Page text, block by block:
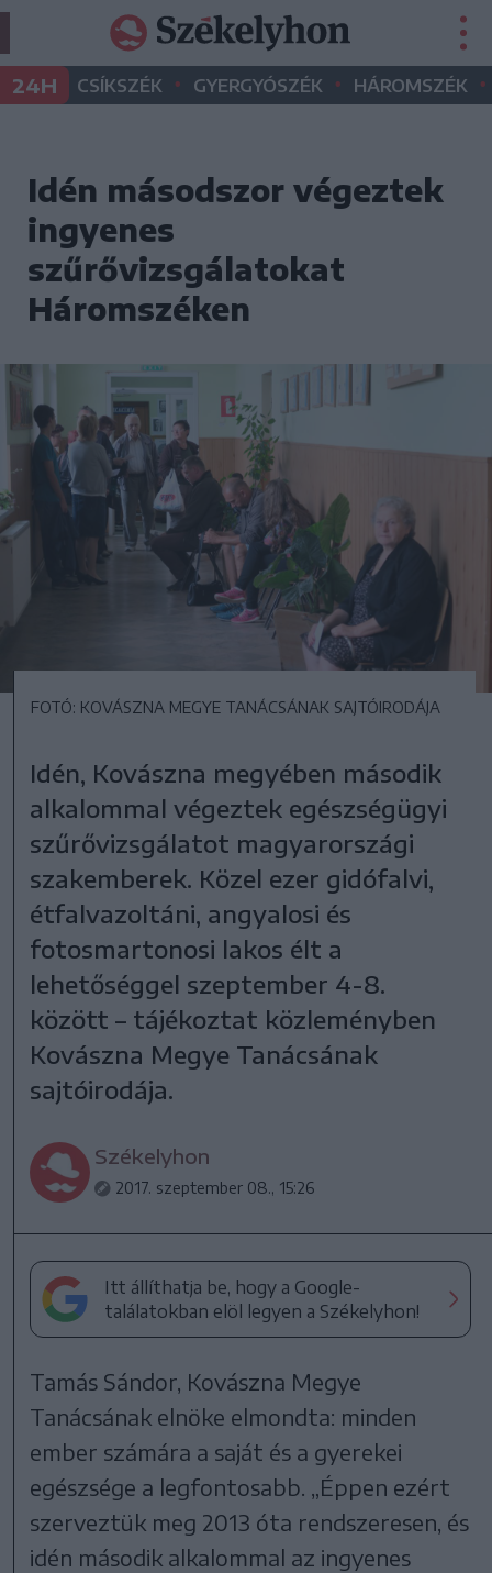
24H CSÍKSZÉK • GYERGYÓSZÉK • HÁROMSZÉK •
Idén másodszor végeztek
ingyenes
szűrővizsgálatokat
Háromszéken
FOTÓ: KOVÁSZNA MEGYE TANÁCSÁNAK SAJTÓIRODÁJA
Idén, Kovászna megyében második
alkalommal végeztek egészségügyi
szűrővizsgálatot magyarországi
szakemberek. Közel ezer gidófalvi,
étfalvazoltáni, angyalosi és
fotosmartonosi lakos élt a
lehetőséggel szeptember 4-8.
között – tájékoztat közleményben
Kovászna Megye Tanácsának
sajtóirodája.
Székelyhon
2017. szeptember 08., 15:26
Itt állíthatja be, hogy a Google-
találatokban elöl legyen a Székelyhon!
Tamás Sándor, Kovászna Megye
Tanácsának elnöke elmondta: minden
ember számára a saját és a gyerekei
egészsége a legfontosabb. „Éppen ezért
szerveztük meg 2013 óta rendszeresen, és
idén második alkalommal az ingyenes